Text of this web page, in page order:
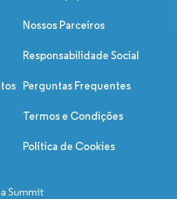
Nossos Parceiros
Responsabilidade Social
Perguntas Frequentes
Termos e Condições
Política de Cookies
Summit